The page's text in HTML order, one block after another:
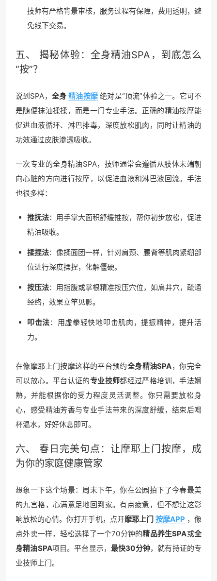
技师有严格背景审核，服务过程有保障，费用透明，避
免线下交易。
五、 揭秘体验：全身精油SPA ，到底怎么
“按”？
说到SPA， 全身 精油按摩 绝对是“顶流”体验之一。它可不
是随便抹油揉揉，而是一门专业手法。正确的精油按摩能
促进血液循环、淋巴排毒，深度放松肌肉，同时让精油的
功效通过皮肤渗透吸收。
一次专业的全身精油SPA，技师通常会遵循从肢体末端朝
向心脏的方向进行按摩，以促进血液和淋巴液回流。手法
也很多样：
推抚法：用手掌大面积舒缓推按，帮你初步放松，促进
精油吸收。
揉捏法：像揉面团一样，针对肩颈、腰背等肌肉紧绷部
位进行深度揉捏，化解僵硬。
按压法：用指腹或掌根精准按压穴位，如肩井穴，疏通
经络，效果立竿见影。
叩击法：用虚拳轻快地叩击肌肉，提振精神，提升活
力。
在像摩耶上门按摩这样的平台预约全身精油SPA，你完全
可以放心。平台认证的专业技师都经过严格培训，手法娴
熟，并能根据你的受力程度灵活调整。你只需要放松身
心，感受精油芳香与专业手法带来的深度舒缓，结束后喝
杯温水，好好休息即可。
六、 春日完美句点：让摩耶上门按摩，成
为你的家庭健康管家
想象一下这个场景：周末下午，你在公园拍下了今春最美
的九宫格，心满意足地回到家。有点疲惫，但不想让这影
响放松的心情。你打开手机，点开摩耶上门 按摩APP ，像
点外卖一样，轻松选择了一个70分钟的精品养生SPA或全
身精油SPA项目。平台显示，最快30分钟，就有持证的专
业技师上门。